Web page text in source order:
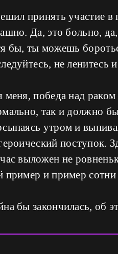
принять участие в
Да, это больно,
бы, ты можешь
не ленитесь
меня, победа над
так и должно
утром и
поступок.
выложен не
пример и пример сотни
бы закончилась, об